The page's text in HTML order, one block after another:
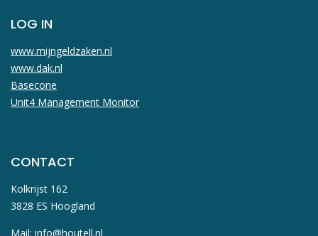
LOG IN
www.mijngeldzaken.nl
www.dak.nl
Basecone
Unit4 Management Monitor
CONTACT
Kolkrijst 162
3828 ES Hoogland
Mail: info@houtell.nl